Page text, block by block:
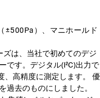
±500Pa）、マニホールド
は、当社で初めてのデジ
です。デジタル(I²C)出力で
、高精度に測定します。 優
過去のものにしました。